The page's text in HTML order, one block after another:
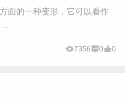
面的一种变形，它可以看作
7356 0 0